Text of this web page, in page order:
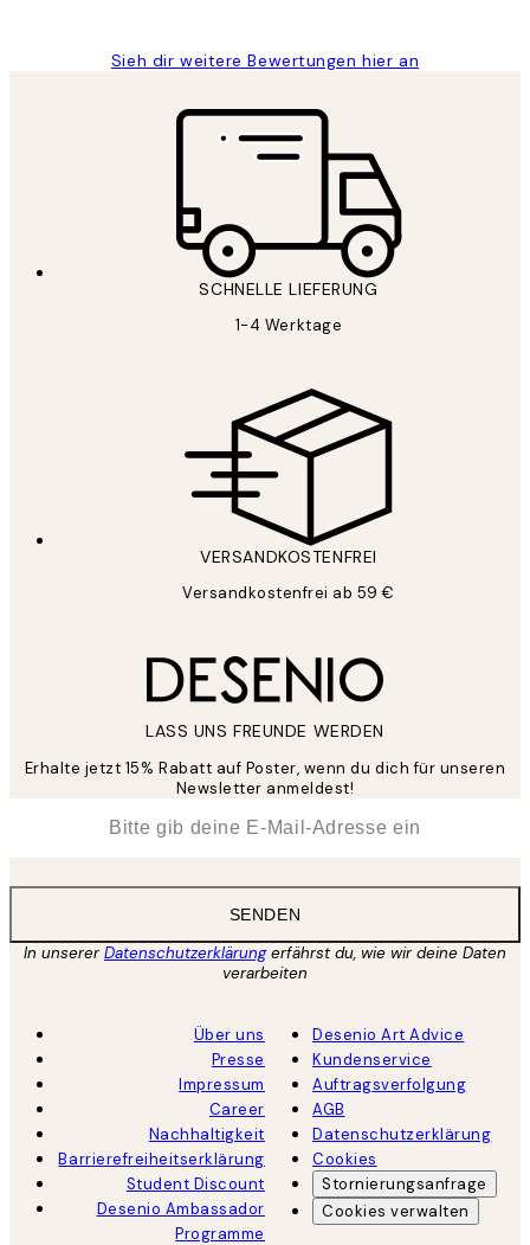
Sieh dir weitere Bewertungen hier an
SCHNELLE LIEFERUNG
1-4 Werktage
VERSANDKOSTENFREI
Versandkostenfrei ab 59 €
LASS UNS FREUNDE WERDEN
Erhalte jetzt 15% Rabatt auf Poster, wenn du dich für unseren
Newsletter anmeldest!
SENDEN
In unsererDatenschutzerklärungerfährst du, wie wir deine Daten
verarbeiten
Über uns
Presse
Impressum
Career
Nachhaltigkeit
Barrierefreiheitserklärung
Student Discount
Desenio Ambassador
Programme
Desenio Art Advice
Kundenservice
Auftragsverfolgung
AGB
Datenschutzerklärung
Cookies
Stornierungsanfrage
Cookies verwalten